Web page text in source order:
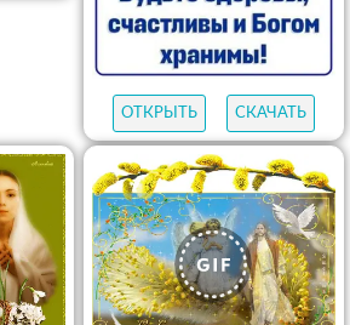
ОТКРЫТЬ СКАЧАТЬ